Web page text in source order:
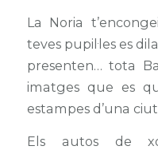
La Noria
teves pupil·les es
presenten… tota
imatges que es
estampes d’una
Els autos de